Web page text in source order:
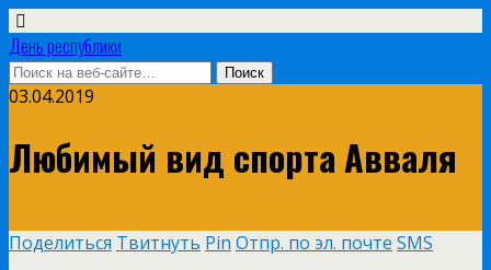
День республики
03.04.2019
Любимый вид спорта Авваля
Поделиться Твитнуть Pin Отпр. по эл. почте SMS